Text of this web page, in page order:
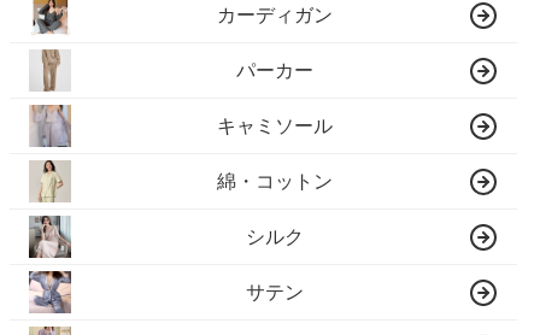
カーディガン
パーカー
キャミソール
綿・コットン
シルク
サテン